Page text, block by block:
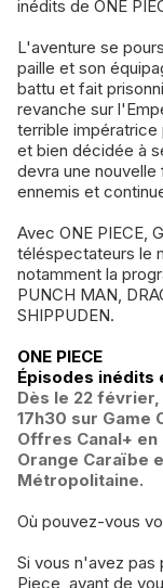
inédits de ONE
L'aventure se
paille et son
battu et fait
revanche sur
terrible impératrice
et bien décidée à
devra une
ennemis et
Avec ONE PIECE,
téléspectateurs le
notamment la
PUNCH MAN,
SHIPPUDEN.
ONE PIECE
Épisodes inédits
Dès le 22 février,
17h30 sur Game
Offres Canal+
Orange Caraïbe
Métropolitaine.
Où pouvez-vous
Si vous n'avez pas
Piece, avant de